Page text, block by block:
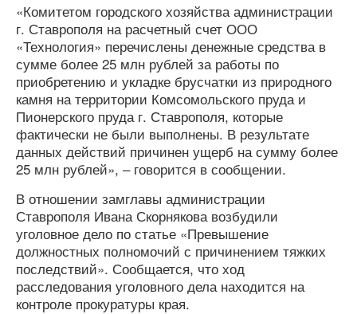
«Комитетом городского хозяйства администрации
г. Ставрополя на расчетный счет ООО
«Технология» перечислены денежные средства в
сумме более 25 млн рублей за работы по
приобретению и укладке брусчатки из природного
камня на территории Комсомольского пруда и
Пионерского пруда г. Ставрополя, которые
фактически не были выполнены. В результате
данных действий причинен ущерб на сумму более
25 млн рублей», – говорится в сообщении.
В отношении замглавы администрации
Ставрополя Ивана Скорнякова возбудили
уголовное дело по статье «Превышение
должностных полномочий с причинением тяжких
последствий». Сообщается, что ход
расследования уголовного дела находится на
контроле прокуратуры края.